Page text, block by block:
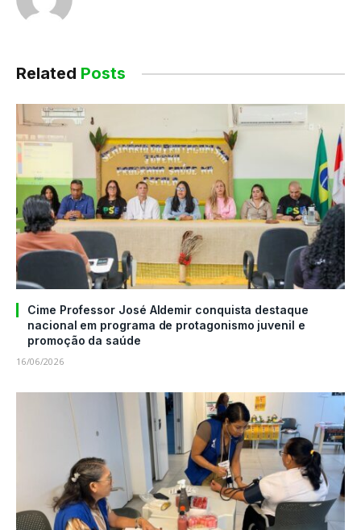
Related Posts
Cime Professor José Aldemir conquista destaque
nacional em programa de protagonismo juvenil e
promoção da saúde
16/06/2026